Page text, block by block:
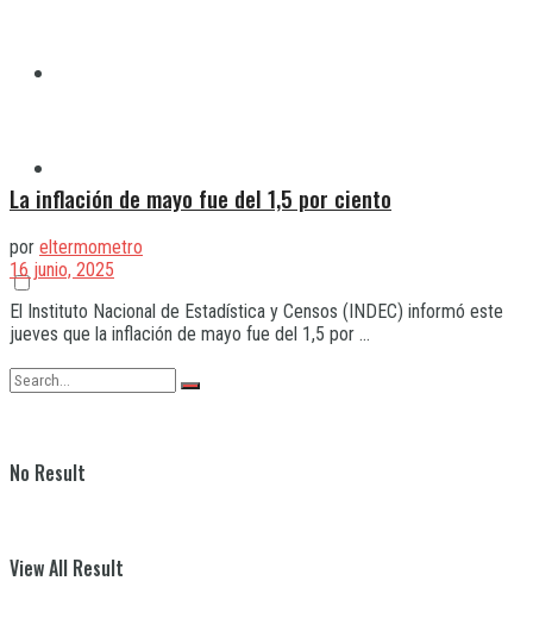
No Result
View All Result
La inflación de mayo fue del 1,5 por ciento
por eltermometro
16 junio, 2025
El Instituto Nacional de Estadística y Censos (INDEC) informó este
jueves que la inflación de mayo fue del 1,5 por ...